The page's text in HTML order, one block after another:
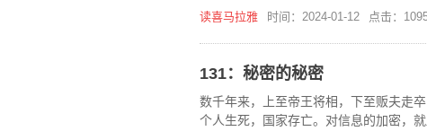
这一期呢，也确实有的时候呢，有人会问
读喜马拉雅 时间：2024-01-12 点击：
131：秘密的秘密
数千年来，上至帝王将相，下至贩夫走
个人生死，国家存亡。对信息的加密，